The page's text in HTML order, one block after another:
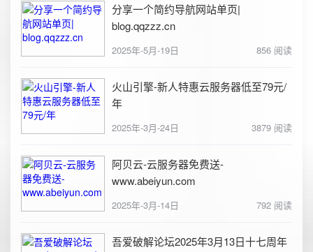
分享一个简约导航网站单页|
blog.qqzzz.cn
2025年-5月-19日 856 阅读
火山引擎-新人特惠云服务器低至79元/
年
2025年-3月-24日 3879 阅读
阿贝云-云服务器免费送-
www.abeiyun.com
2025年-3月-14日 792 阅读
吾爱破解论坛2025年3月13日十七周年